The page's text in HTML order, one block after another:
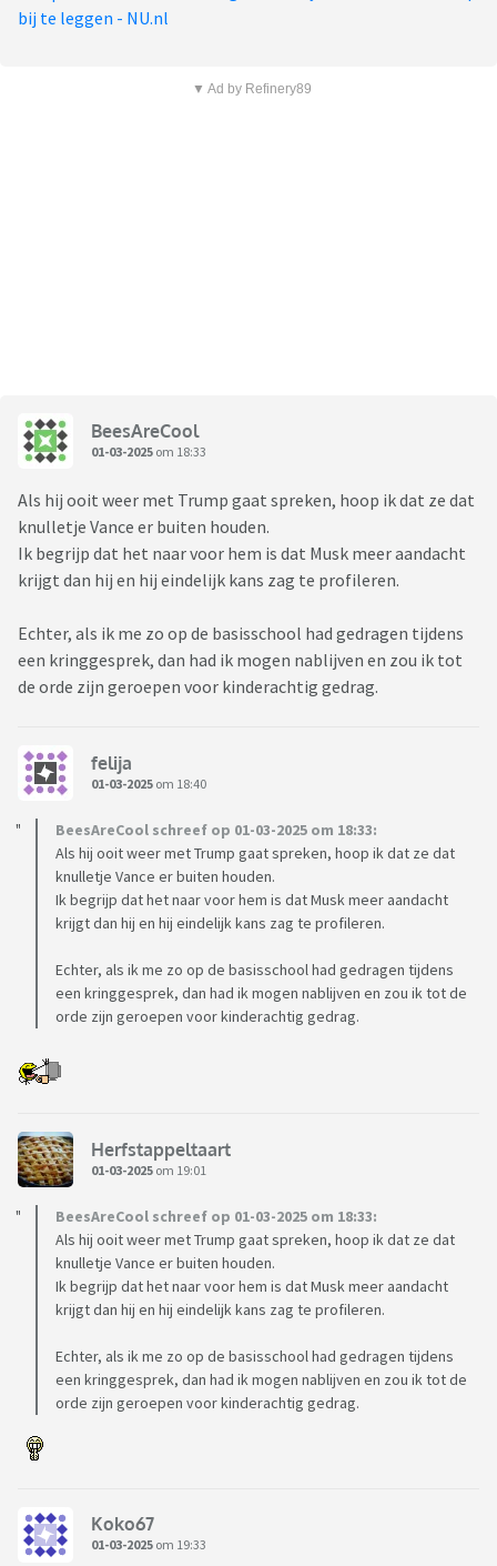
bij te leggen - NU.nl
▼ Ad by Refinery89
BeesAreCool
01-03-2025 om 18:33
Als hij ooit weer met Trump gaat spreken, hoop ik dat ze dat
knulletje Vance er buiten houden.
Ik begrijp dat het naar voor hem is dat Musk meer aandacht
krijgt dan hij en hij eindelijk kans zag te profileren.
Echter, als ik me zo op de basisschool had gedragen tijdens
een kringgesprek, dan had ik mogen nablijven en zou ik tot
de orde zijn geroepen voor kinderachtig gedrag.
felija
01-03-2025 om 18:40
BeesAreCool schreef op 01-03-2025 om 18:33:
Als hij ooit weer met Trump gaat spreken, hoop ik dat ze dat
knulletje Vance er buiten houden.
Ik begrijp dat het naar voor hem is dat Musk meer aandacht
krijgt dan hij en hij eindelijk kans zag te profileren.
Echter, als ik me zo op de basisschool had gedragen tijdens
een kringgesprek, dan had ik mogen nablijven en zou ik tot de
orde zijn geroepen voor kinderachtig gedrag.
Herfstappeltaart
01-03-2025 om 19:01
BeesAreCool schreef op 01-03-2025 om 18:33:
Als hij ooit weer met Trump gaat spreken, hoop ik dat ze dat
knulletje Vance er buiten houden.
Ik begrijp dat het naar voor hem is dat Musk meer aandacht
krijgt dan hij en hij eindelijk kans zag te profileren.
Echter, als ik me zo op de basisschool had gedragen tijdens
een kringgesprek, dan had ik mogen nablijven en zou ik tot de
orde zijn geroepen voor kinderachtig gedrag.
Koko67
01-03-2025 om 19:33